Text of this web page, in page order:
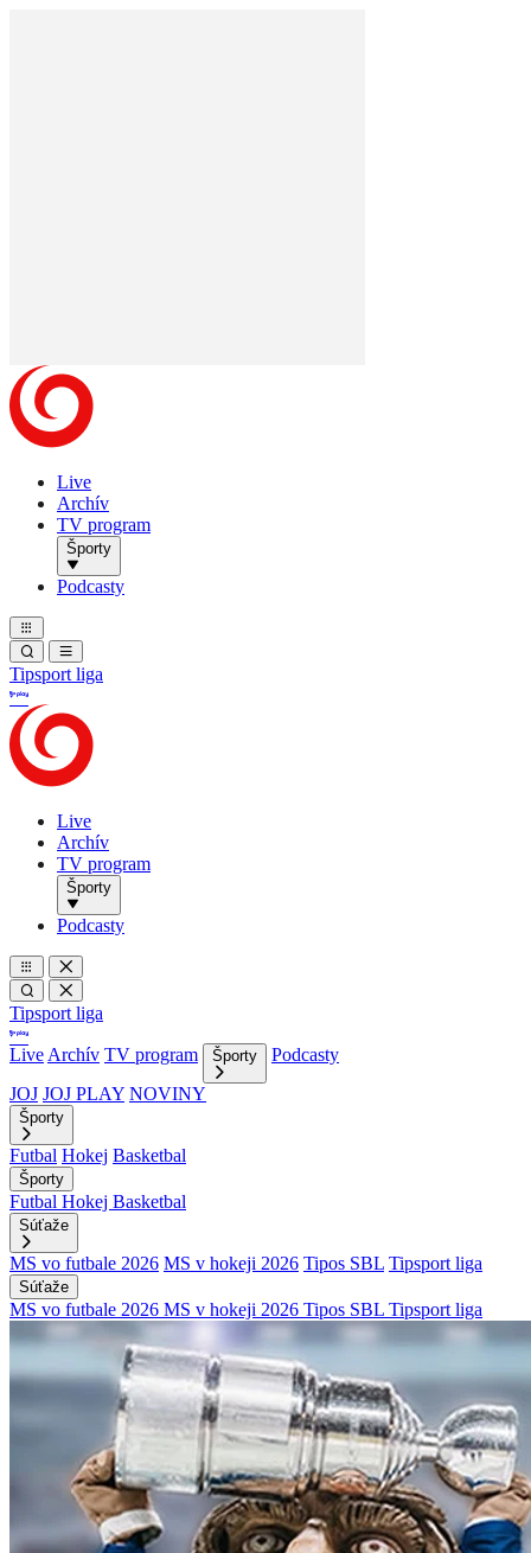
Live
Archív
TV program
Športy
Podcasty
Tipsport liga
Live
Archív
TV program
Športy
Podcasty
Tipsport liga
Live Archív TV program Športy
Podcasty
JOJ JOJ PLAY NOVINY
Športy
Futbal Hokej Basketbal
Športy
Futbal Hokej Basketbal
Súťaže
MS vo futbale 2026 MS v hokeji 2026 Tipos SBL Tipsport liga
Súťaže
MS vo futbale 2026 MS v hokeji 2026 Tipos SBL Tipsport liga